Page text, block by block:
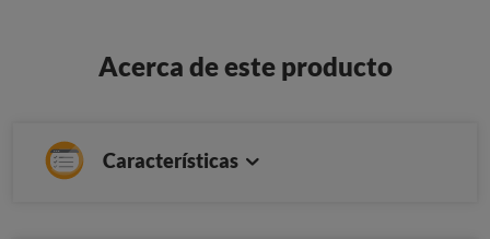
Acerca de este producto
Características